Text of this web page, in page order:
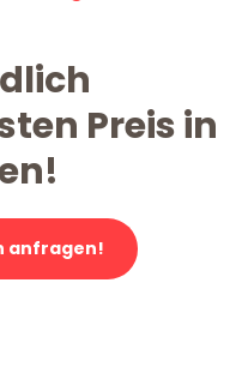
Preis in
anfragen!